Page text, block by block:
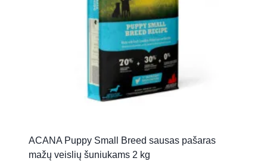
ACANA Puppy Small Breed sausas pašaras
mažų veislių šuniukams 2 kg